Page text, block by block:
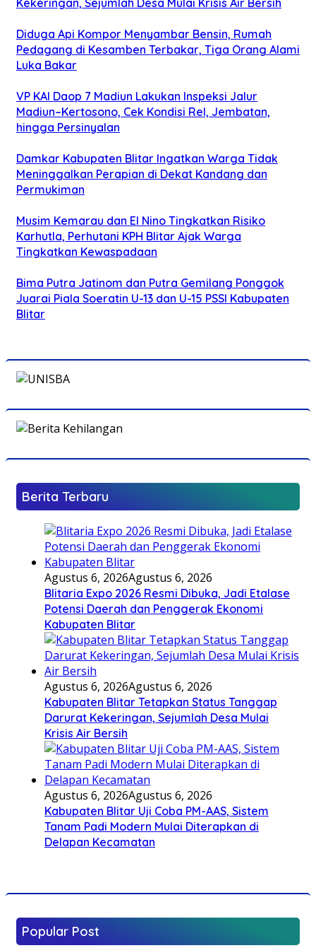
Diduga Api Kompor Menyambar Bensin, Rumah
Pedagang di Kesamben Terbakar, Tiga Orang Alami
Luka Bakar
VP KAI Daop 7 Madiun Lakukan Inspeksi Jalur
Madiun–Kertosono, Cek Kondisi Rel, Jembatan,
hingga Persinyalan
Damkar Kabupaten Blitar Ingatkan Warga Tidak
Meninggalkan Perapian di Dekat Kandang dan
Permukiman
Musim Kemarau dan El Nino Tingkatkan Risiko
Karhutla, Perhutani KPH Blitar Ajak Warga
Tingkatkan Kewaspadaan
Bima Putra Jatinom dan Putra Gemilang Ponggok
Juarai Piala Soeratin U-13 dan U-15 PSSI Kabupaten
Blitar
Berita Terbaru
Agustus 6, 2026Agustus 6, 2026
Blitaria Expo 2026 Resmi Dibuka, Jadi Etalase
Potensi Daerah dan Penggerak Ekonomi
Kabupaten Blitar
Agustus 6, 2026Agustus 6, 2026
Kabupaten Blitar Tetapkan Status Tanggap
Darurat Kekeringan, Sejumlah Desa Mulai
Krisis Air Bersih
Agustus 6, 2026Agustus 6, 2026
Kabupaten Blitar Uji Coba PM-AAS, Sistem
Tanam Padi Modern Mulai Diterapkan di
Delapan Kecamatan
Popular Post